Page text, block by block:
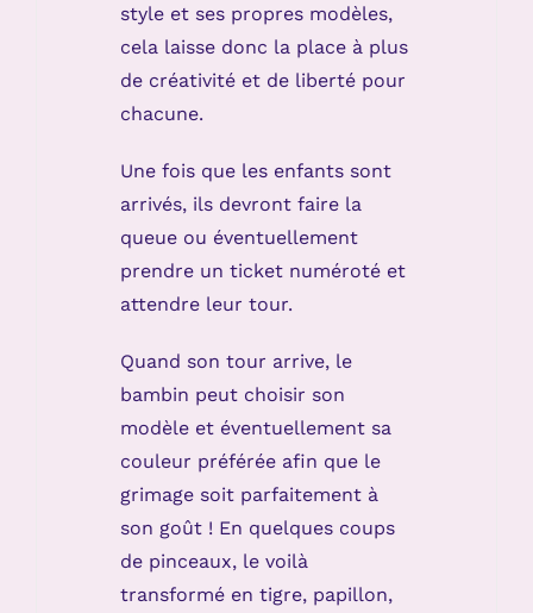
style et ses propres modèles,
cela laisse donc la place à plus
de créativité et de liberté pour
chacune.
Une fois que les enfants sont
arrivés, ils devront faire la
queue ou éventuellement
prendre un ticket numéroté et
attendre leur tour.
Quand son tour arrive, le
bambin peut choisir son
modèle et éventuellement sa
couleur préférée afin que le
grimage soit parfaitement à
son goût ! En quelques coups
de pinceaux, le voilà
transformé en tigre, papillon,